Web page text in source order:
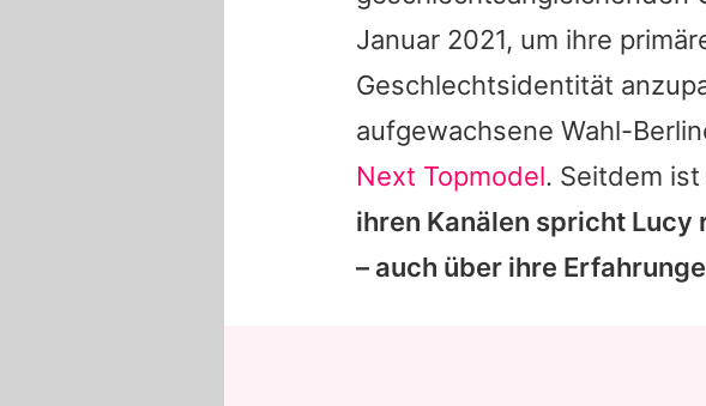
Januar 2021, um ihre
Geschlechtsidentität
aufgewachsene Wahl-
Next Topmodel. Seitdem
ihren Kanälen spricht Lucy
– auch über ihre